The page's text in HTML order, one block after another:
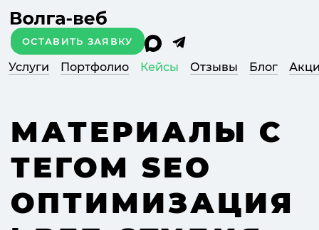
Услуги Портфолио Кейсы Отзывы Блог
ОСТАВИТЬ ЗАЯВКУ
МАТЕРИАЛЫ С
ТЕГОМ SEO
ОПТИМИЗАЦИЯ